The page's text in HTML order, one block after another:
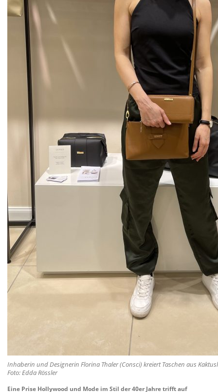
Inhaberin und Designerin Florina Thaler (Consci) kreiert Taschen aus
Foto: Edda Rössler
Eine Prise Hollywood und Mode im Stil der 40er Jahre trifft auf